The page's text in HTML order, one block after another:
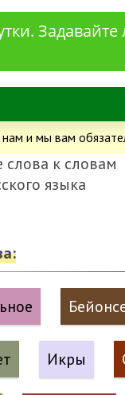
и мы вам
к словам
языка
Икры